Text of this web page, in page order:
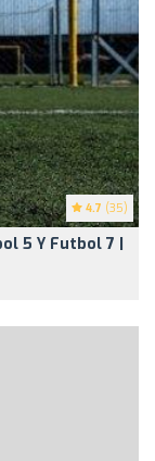
4.7 (35)
5 Y Futbol 7 |